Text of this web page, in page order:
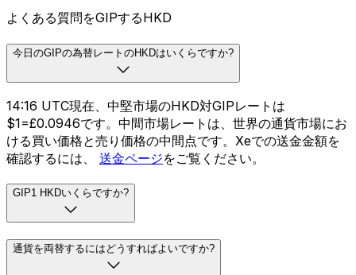
よくある質問をGIPするHKD
今日のGIPの為替レートのHKDはいくらですか?
14:16 UTC現在、中堅市場のHKD対GIPレートは
$1=£0.0946です。中間市場レートは、世界の通貨市場にお
ける買い価格と売り価格の中間点です。Xeでの送金金額を
確認するには、 送金ページをご覧ください。
GIP1 HKDいくらですか?
通貨を両替するにはどうすればよいですか?